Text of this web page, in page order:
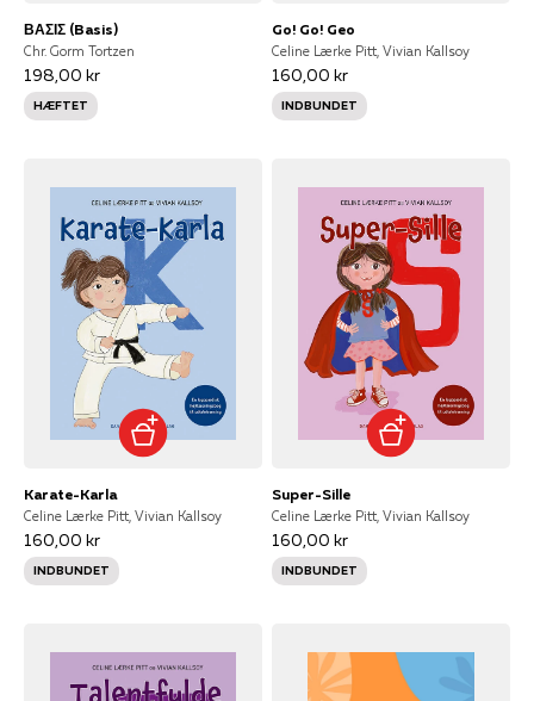
ΒΑΣΙΣ (Basis)
Chr. Gorm Tortzen
198,00 kr
HÆFTET
Go! Go! Geo
Celine Lærke Pitt, Vivian Kallsoy
160,00 kr
INDBUNDET
Karate-Karla
Celine Lærke Pitt, Vivian Kallsoy
160,00 kr
INDBUNDET
Super-Sille
Celine Lærke Pitt, Vivian Kallsoy
160,00 kr
INDBUNDET